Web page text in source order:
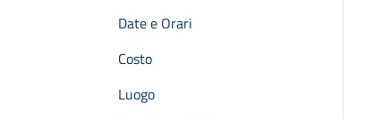
Date e Orari
Costo
Luogo